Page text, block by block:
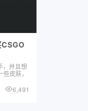
，并且想
皮肤，
6,491